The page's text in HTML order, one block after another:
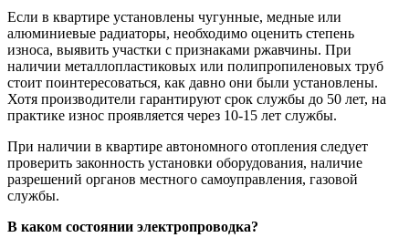
Если в квартире установлены чугунные, медные или
алюминиевые радиаторы, необходимо оценить степень
износа, выявить участки с признаками ржавчины. При
наличии металлопластиковых или полипропиленовых труб
стоит поинтересоваться, как давно они были установлены.
Хотя производители гарантируют срок службы до 50 лет, на
практике износ проявляется через 10-15 лет службы.
При наличии в квартире автономного отопления следует
проверить законность установки оборудования, наличие
разрешений органов местного самоуправления, газовой
службы.
В каком состоянии электропроводка?